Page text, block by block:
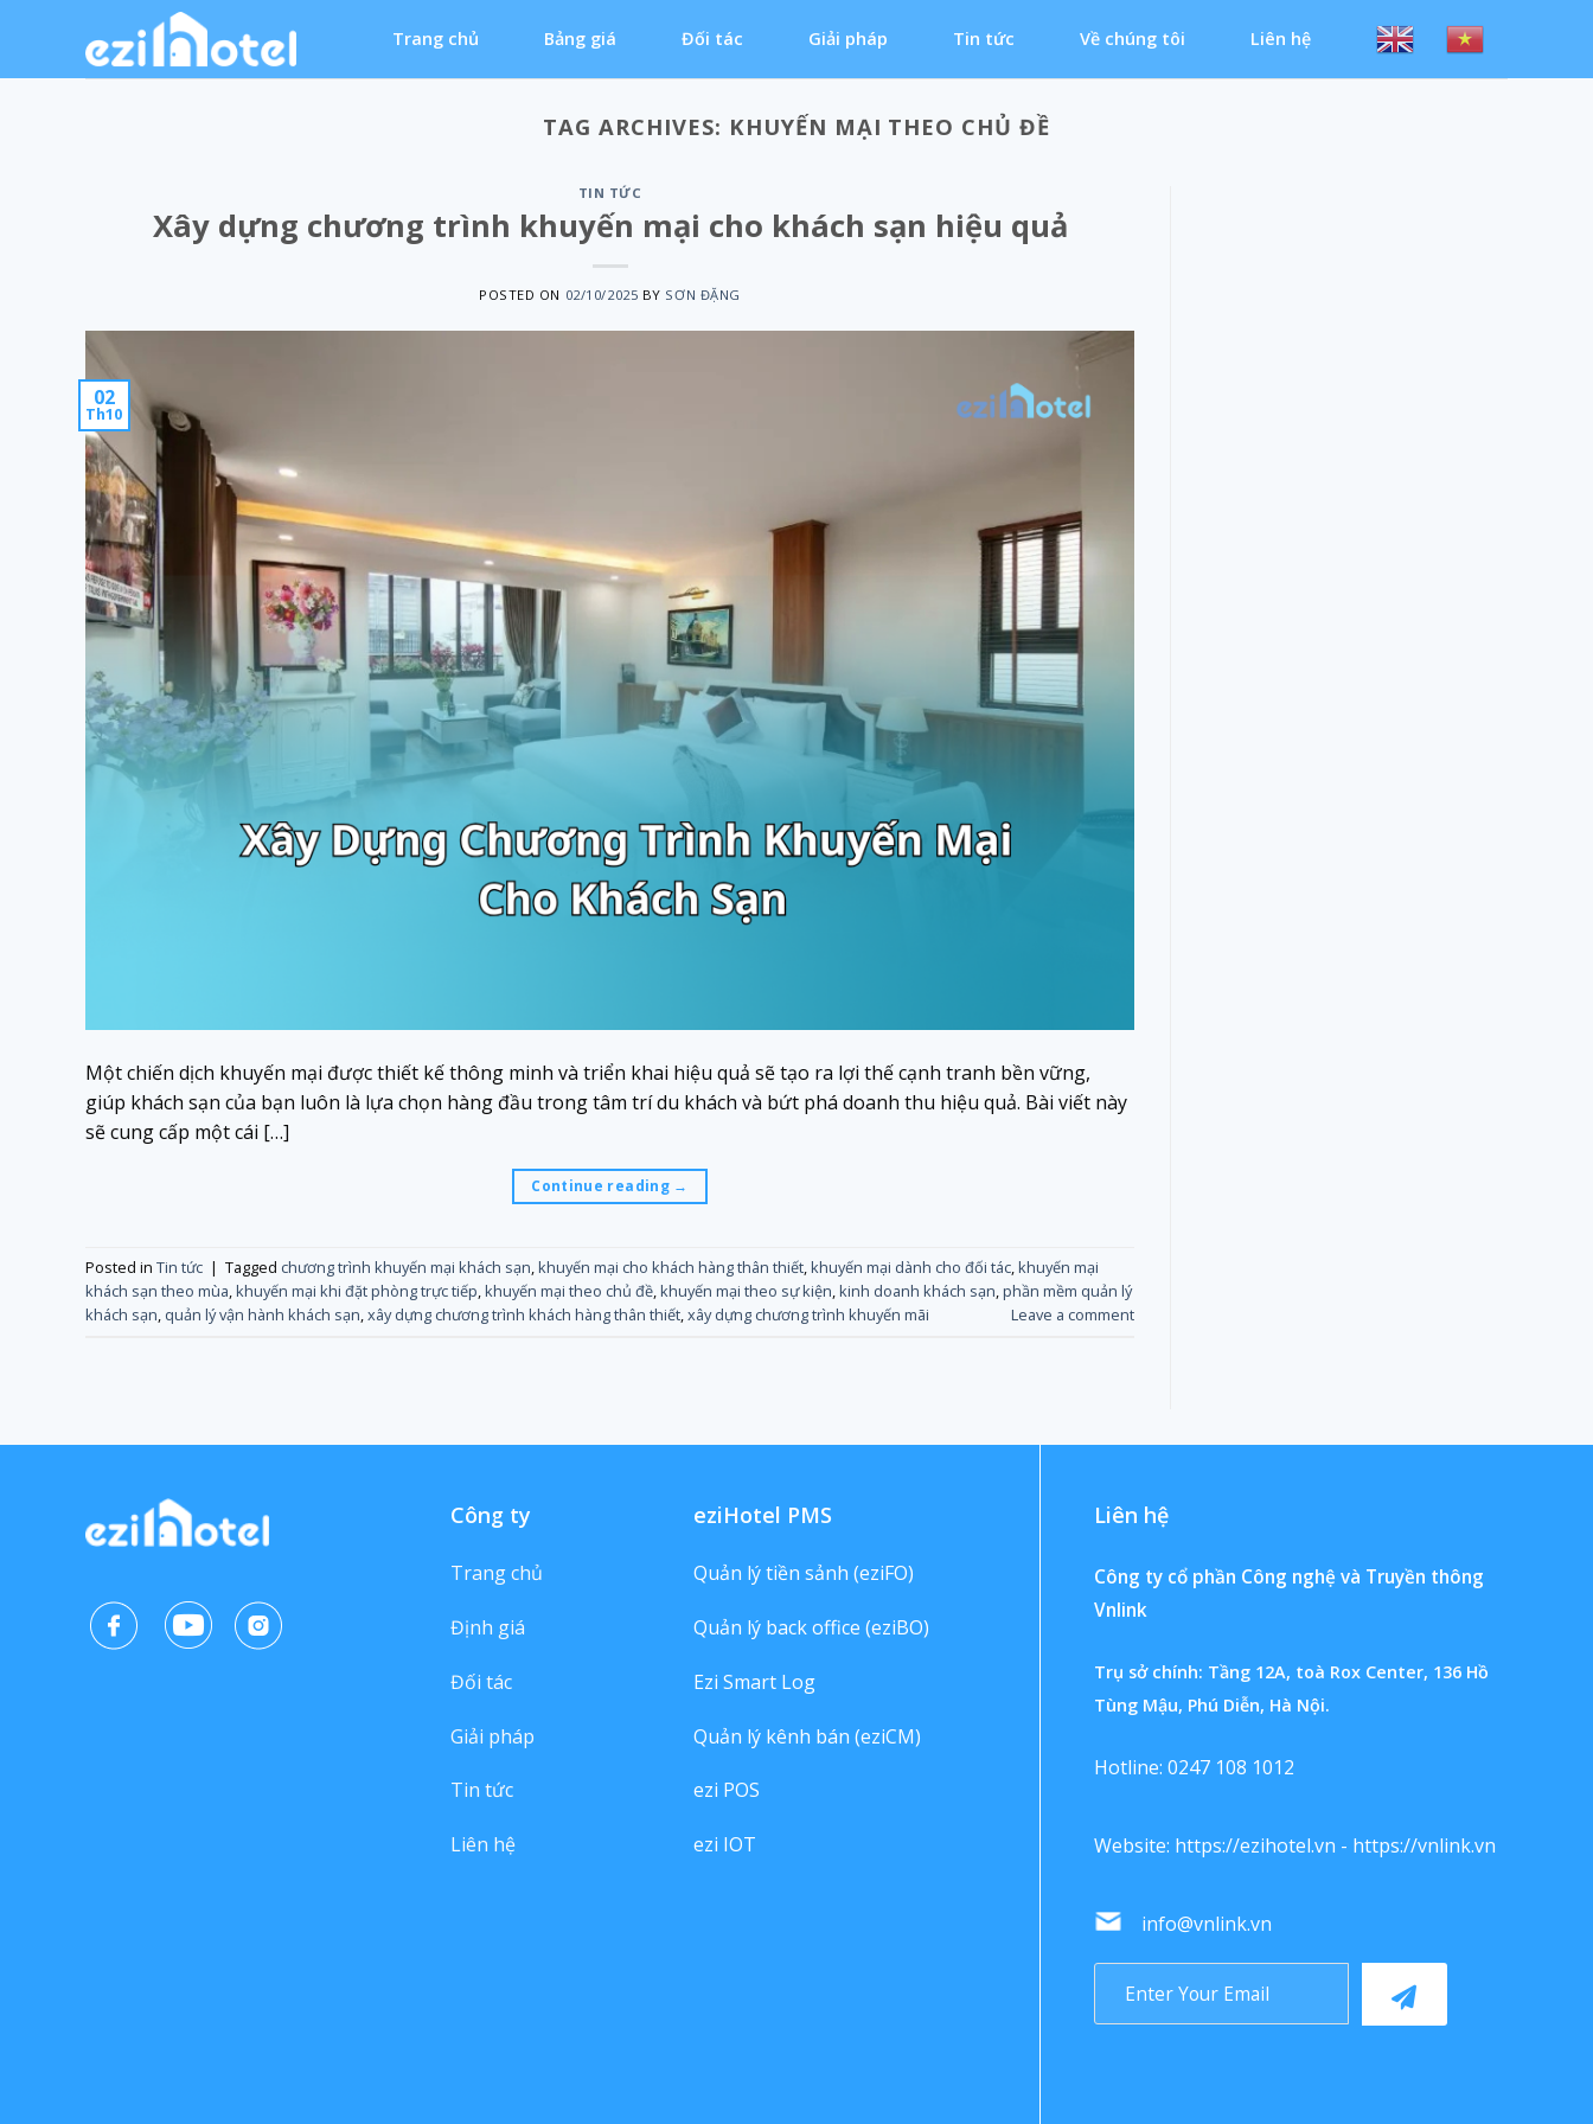
content
Trang chủ Bảng giá Đối tác Giải pháp Tin tức Về chúng tôi Liên hệ
TAG ARCHIVES: KHUYẾN MẠI THEO CHỦ ĐỀ
TIN TỨC
Xây dựng chương trình khuyến mại cho khách sạn hiệu quả
POSTED ON 02/10/2025 BY SƠN ĐẶNG
02
Th10
Một chiến dịch khuyến mại được thiết kế thông minh và triển khai hiệu quả sẽ tạo ra lợi thế cạnh tranh bền vững,
giúp khách sạn của bạn luôn là lựa chọn hàng đầu trong tâm trí du khách và bứt phá doanh thu hiệu quả. Bài viết này
sẽ cung cấp một cái […]
Continue reading →
Posted in Tin tức | Tagged chương trình khuyến mại khách sạn,khuyến mại cho khách hàng thân thiết,khuyến mại dành cho đối tác,khuyến mại
khách sạn theo mùa,khuyến mại khi đặt phòng trực tiếp,khuyến mại theo chủ đề,khuyến mại theo sự kiện,kinh doanh khách sạn,phần mềm quản lý
khách sạn, quản lý vận hành khách sạn,xây dựng chương trình khách hàng thân thiết,xây dựng chương trình khuyến mãi Leave a comment
Công ty
Trang chủ
Định giá
Đối tác
Giải pháp
Tin tức
Liên hệ
eziHotel PMS
Quản lý tiền sảnh (eziFO)
Quản lý back office (eziBO)
Ezi Smart Log
Quản lý kênh bán (eziCM)
ezi POS
ezi IOT
Liên hệ
Công ty cổ phần Công nghệ và Truyền thông
Vnlink
Trụ sở chính: Tầng 12A, toà Rox Center, 136 Hồ
Tùng Mậu, Phú Diễn, Hà Nội.
Hotline: 0247 108 1012
Website: https://ezihotel.vn - https://vnlink.vn
info@vnlink.vn